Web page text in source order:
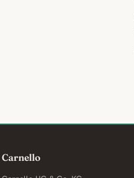
Carnello